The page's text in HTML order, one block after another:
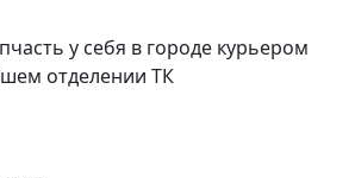
у себя в городе курьером
отделении ТК